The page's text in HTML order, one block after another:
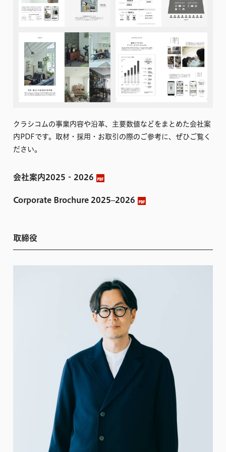
クラシコムの事業内容や沿革、主要数値などをまとめた会社案
内PDFです。取材・採用・お取引の際のご参考に、ぜひご覧く
ださい。
会社案内2025‐2026
Corporate Brochure 2025–2026
取締役